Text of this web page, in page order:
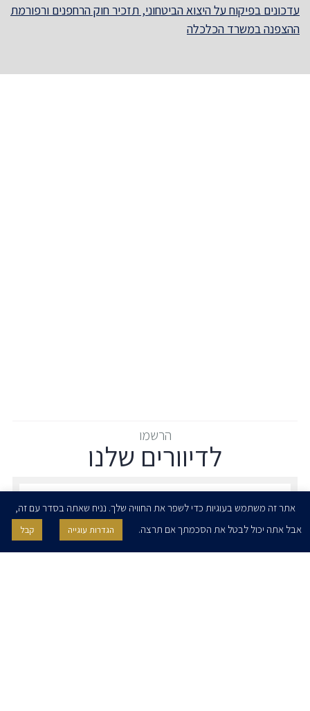
עדכונים בפיקוח על היצוא הביטחוני, תזכיר חוק הרחפנים ורפורמת
ההצפנה במשרד הכלכלה
הרשמו
לדיוורים שלנו
אני מאשר/ת בזאת להרצוג, פוקס, נאמן ושות' לשלוח לי ניוזלטרים,
הודעות והזמנות לאירועים וכנסים. אני רשאי/ת לחזור בי מהסכמתי לעיל בכל
אתר זה משתמש בעוגיות כדי לשפר את החוויה שלך. נניח שאתה בסדר עם זה,
אבל אתה יכול לבטל את הסכמתך אם תרצה.
הגדרות עוגייה קבל